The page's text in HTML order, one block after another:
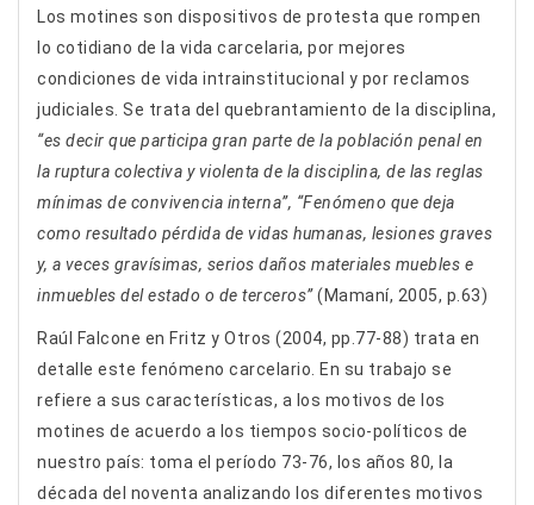
Los motines son dispositivos de protesta que rompen
lo cotidiano de la vida carcelaria, por mejores
condiciones de vida intrainstitucional y por reclamos
judiciales. Se trata del quebrantamiento de la disciplina,
“es decir que participa gran parte de la población penal en
la ruptura colectiva y violenta de la disciplina, de las reglas
mínimas de convivencia interna”, “Fenómeno que deja
como resultado pérdida de vidas humanas, lesiones graves
y, a veces gravísimas, serios daños materiales muebles e
inmuebles del estado o de terceros”(Mamaní, 2005, p.63)
Raúl Falcone en Fritz y Otros (2004, pp.77-88) trata en
detalle este fenómeno carcelario. En su trabajo se
refiere a sus características, a los motivos de los
motines de acuerdo a los tiempos socio-políticos de
nuestro país: toma el período 73-76, los años 80, la
década del noventa analizando los diferentes motivos